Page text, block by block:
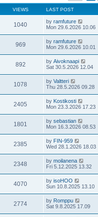
VIEWS LAST POST
1040 by ramfuture
Mon 29.6.2026 10.06
969 by ramfuture
Mon 29.6.2026 10.01
892 by Aivoknaapi
Sat 30.5.2026 12.04
1078 by Valtteri
Thu 28.5.2026 09.28
2405 by Kostikosti
Mon 23.3.2026 17.23
1801 by sebastian
Mon 16.3.2026 08.53
2385 by FIN-959
Wed 28.1.2026 18.03
2348 by moilanena
Fri 5.12.2025 13.32
4070 by isoHOO
Sun 10.8.2025 13.10
2774 by Romppu
Sat 9.8.2025 17.09